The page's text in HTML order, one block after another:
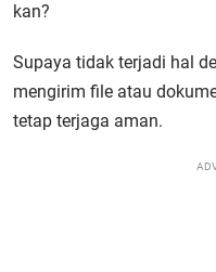
kan?
Supaya tidak terjadi hal
mengirim file atau
tetap terjaga aman.